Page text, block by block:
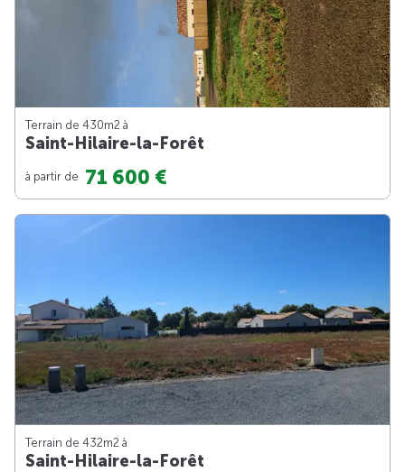
Terrain de 430m2 à
Saint-Hilaire-la-Forêt
à partir de 71 600 €
Terrain de 432m2 à
Saint-Hilaire-la-Forêt